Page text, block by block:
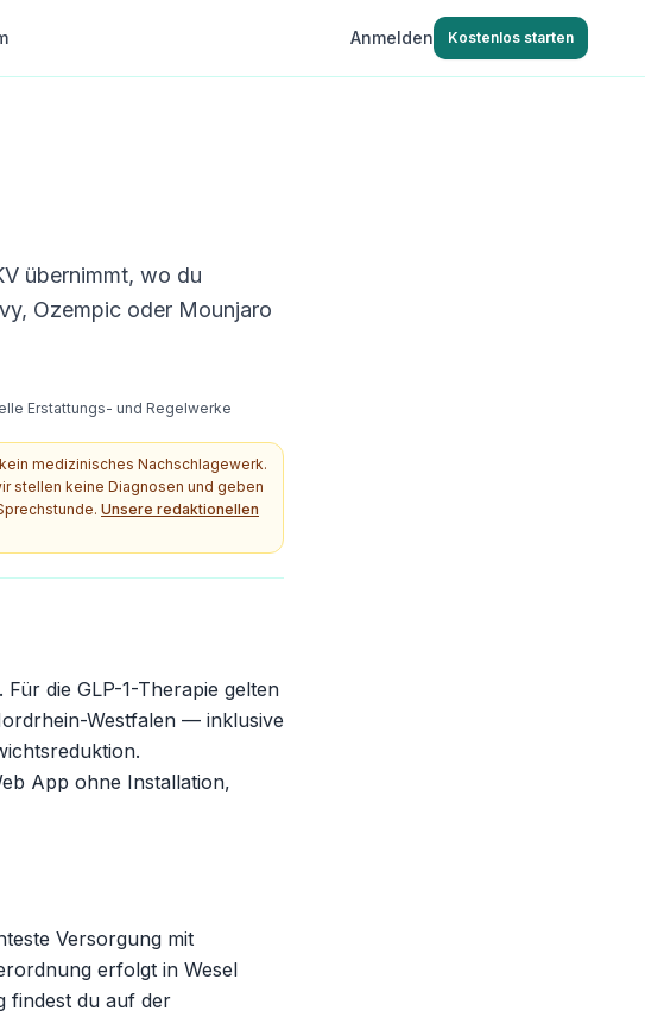
Anmelden Kostenlos starten
übernimmt, wo du
Ozempic oder Mounjaro
Erstattungs- und Regelwerke
medizinisches Nachschlagewerk.
stellen keine Diagnosen und geben
Unsere redaktionellen
die GLP-1-Therapie gelten
Westfalen — inklusive
App ohne Installation,
Versorgung mit
erfolgt in Wesel
findest du auf der